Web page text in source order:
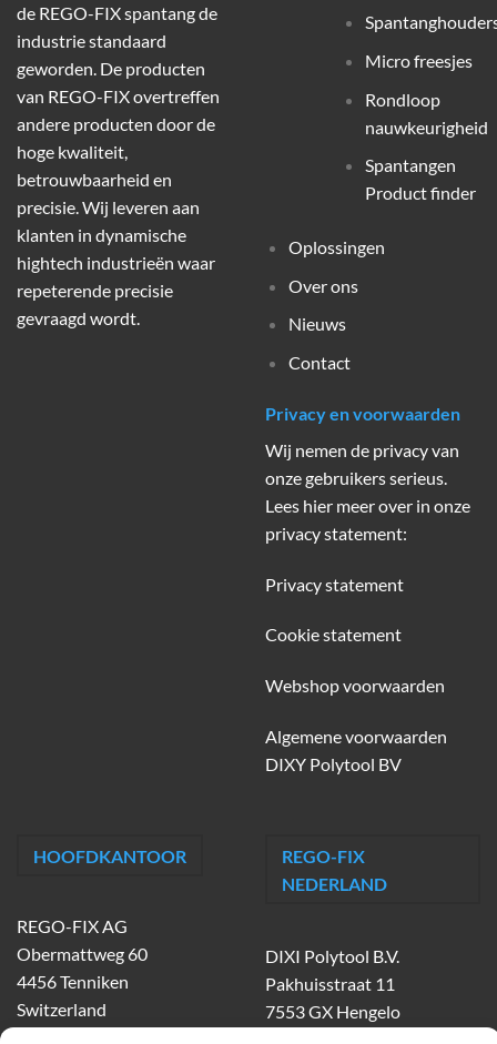
de REGO-FIX spantang de
industrie standaard
geworden. De producten
van REGO-FIX overtreffen
andere producten door de
hoge kwaliteit,
betrouwbaarheid en
precisie. Wij leveren aan
klanten in dynamische
hightech industrieën waar
repeterende precisie
gevraagd wordt.
Micro freesjes
Rondloop
nauwkeurigheid
Spantangen
Product finder
Oplossingen
Over ons
Nieuws
Contact
Privacy en voorwaarden
Wij nemen de privacy van
onze gebruikers serieus.
Lees hier meer over in onze
privacy statement:
Privacy statement
Cookie statement
Webshop voorwaarden
Algemene voorwaarden
DIXY Polytool BV
HOOFDKANTOOR
REGO-FIX AG
Obermattweg 60
4456 Tenniken
Switzerland
REGO-FIX
NEDERLAND
DIXI Polytool B.V.
Pakhuisstraat 11
7553 GX Hengelo